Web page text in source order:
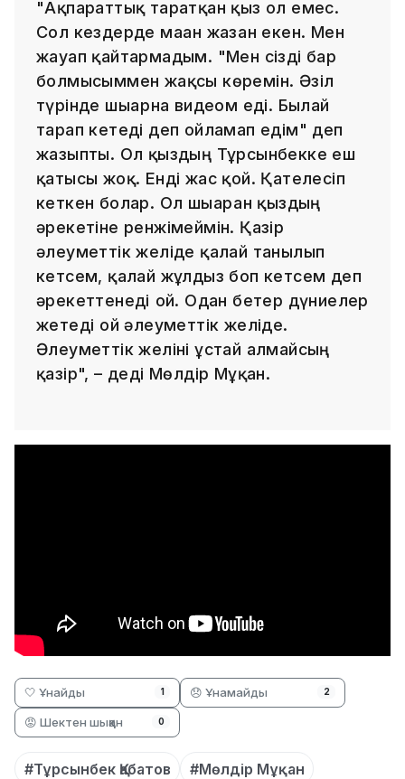
"Ақпараттық таратқан қыз ол емес.
Сол кездерде маған жазған екен. Мен
жауап қайтармадым. "Мен сізді бар
болмысыммен жақсы көремін. Әзіл
түрінде шығарғна видеом еді. Былай
тарап кетеді деп ойламап едім" деп
жазыпты. Ол қыздың Тұрсынбекке еш
қатысы жоқ. Енді жас қой. Қателесіп
кеткен болар. Ол шығарған қыздың
әрекетіне ренжімеймін. Қазір
әлеуметтік желіде қалай танылып
кетсем, қалай жұлдыз боп кетсем деп
әрекеттенеді ғой. Одан бетер дүниелер
жетеді ғой әлеуметтік желіде.
Әлеуметтік желіні ұстай алмайсың
қазір", – деді Мөлдір Мұқан.
🤍 Ұнайды 1 😞 Ұнамайды 2
😡 Шектен шыққан 0
#Тұрсынбек Қабатов #Мөлдір Мұқан